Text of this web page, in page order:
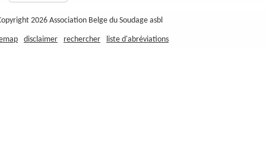
2026 Association Belge du Soudage asbl
disclaimer rechercher liste d'abréviations